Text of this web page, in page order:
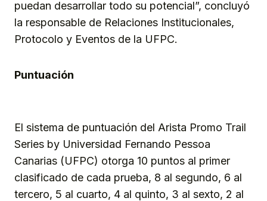
puedan desarrollar todo su potencial”, concluyó
la responsable de Relaciones Institucionales,
Protocolo y Eventos de la UFPC.
Puntuación
El sistema de puntuación del Arista Promo Trail
Series by Universidad Fernando Pessoa
Canarias (UFPC) otorga 10 puntos al primer
clasificado de cada prueba, 8 al segundo, 6 al
tercero, 5 al cuarto, 4 al quinto, 3 al sexto, 2 al